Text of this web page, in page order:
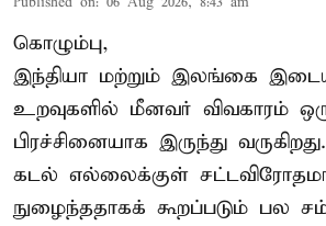
கொழும்பு,
இந்தியா மற்றும் இலங்கை
உறவுகளில் மீனவர் விவகாரம்
பிரச்சினையாக இருந்து
கடல் எல்லைக்குள்
நுழைந்ததாகக் கூறப்படும் பல